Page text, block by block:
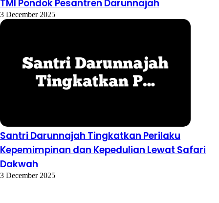
TMI Pondok Pesantren Darunnajah
3 December 2025
Santri Darunnajah Tingkatkan Perilaku
Kepemimpinan dan Kepedulian Lewat Safari
Dakwah
3 December 2025